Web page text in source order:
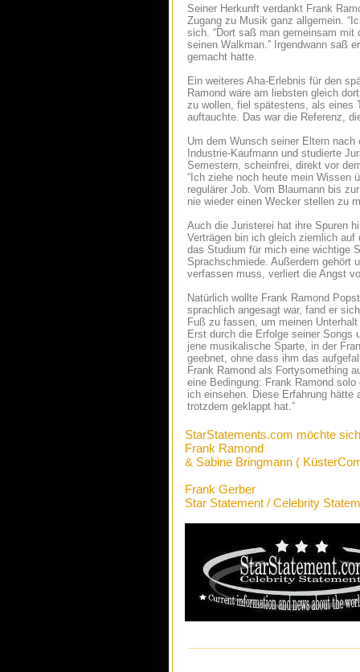
Seiner Herkunft verdankt Frank
Zugang zu Musik ganz allgemein.
sich. “Dort saß man gemeinsam
seinen Walkman.” Irgendwann saß
gemacht hatte.
Ein weiteres Aha-Erlebnis für den
Ramond wäre am liebsten gleich
zu wollen, fiel spätestens, als eines
auftauchte. Das war die Referenz,
Um dem Wunsch seiner Eltern nach
Industrie-Kaufmann und studierte
Semestern, scheinfrei, direkt vor
“Ich ziehe noch heute mein Wissen
regulärer Job. Vom Blaumann bis
nie wieder einen Wecker stellen zu
Auch die Juristerei hat ihre Spuren
Verträgen bin ich gleich ziemlich
das Studium für mich eine wichtige
Sprachschmiede. Außerdem gehört
verfassen muss, verliert die Angst
Natürlich wollte Frank Ramond
sprachlich angesagt war, fand er
Fuß zu fassen, um meinen
Erst durch die Erfolge seiner Songs
jene musikalische Sparte, in der
geebnet, ohne dass ihm das
Frank Ramond als Fortysomething
eine Bedingung: Frank Ramond
ich einsehen. Diese Erfahrung hätte
trotzdem geklappt hat.”
StarStatements.com möchte
Frank Ramond
& Sabine Bringmann (
Frank Gerber
Star Statement / Celebrity